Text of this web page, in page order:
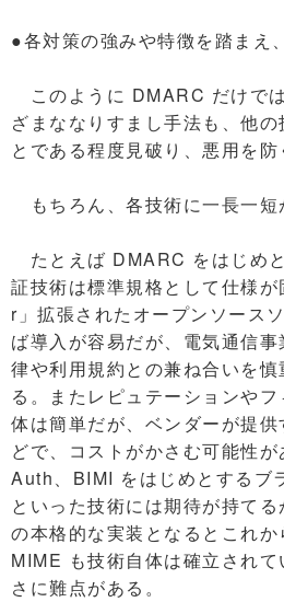
●各対策の強みや特徴を踏まえ
このように DMARC だけで
ざまななりすまし手法も、他
とである程度見破り、悪用を防
もちろん、各技術に一長一短
たとえば DMARC をはじめ
証技術は標準規格として仕様
r」拡張されたオープンソース
ば導入が容易だが、電気通信
律や利用規約との兼ね合いを
る。またレピュテーションや
体は簡単だが、ベンダーが提
どで、コストがかさむ可能性
Auth、BIMI をはじめとするブ
といった技術には期待が持て
の本格的な実装となるとこれ
MIME も技術自体は確立され
さに難点がある。